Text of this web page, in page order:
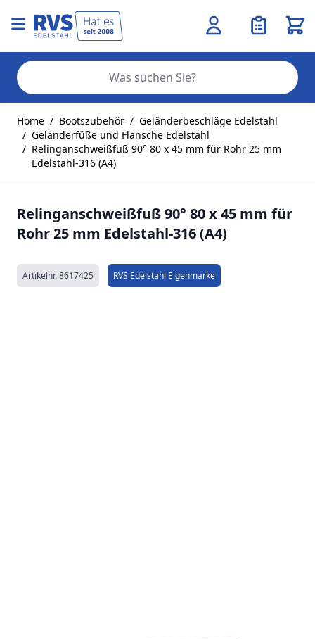
Home / Bootszubehör / Geländerbeschläge Edelstahl
/ Geländerfüße und Flansche Edelstahl
/ Relinganschweißfuß 90° 80 x 45 mm für Rohr 25 mm
Edelstahl-316 (A4)
Relinganschweißfuß 90° 80 x 45 mm für
Rohr 25 mm Edelstahl-316 (A4)
Artikelnr.8617425 RVS Edelstahl Eigenmarke